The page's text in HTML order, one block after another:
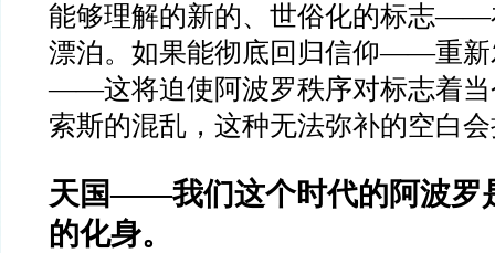
能够理解的新的、世俗化的标志——
漂泊。如果能彻底回归信仰——重
——这将迫使阿波罗秩序对标志着
索斯的混乱，这种无法弥补的空白
天国——我们这个时代的阿波罗
的化身。